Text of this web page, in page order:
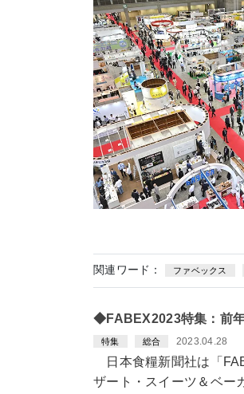
関連ワード： ファベックス
◆FABEX2023特集：前
特集 総合 2023.04.28
日本食糧新聞社は「
ザート・スイーツ＆ベー